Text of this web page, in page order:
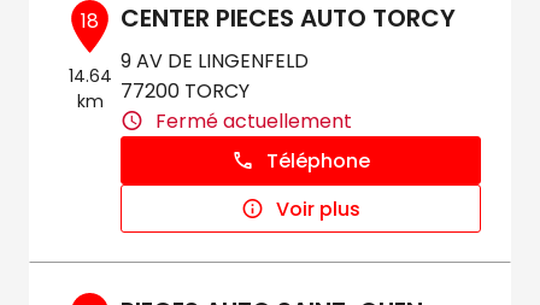
18
14.64
km
CENTER PIECES AUTO TORCY
9 AV DE LINGENFELD
77200 TORCY
Fermé actuellement
Téléphone
Voir plus